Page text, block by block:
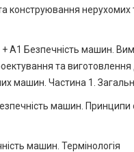
конструювання нерухомих
+ А1 Безпечність машин.
та виготовлення
машин. Частина 1.
машин. Принципи
машин. Термінологія